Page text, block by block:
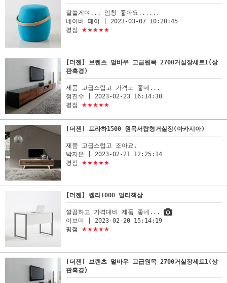
잘쓸게여... 엄청 좋아요......
네이버 페이
| 2023-03-07 10:20:45
평점 ★★★★★
[더젠] 브렌츠 멀바우 고급원목 2700거실장세트1(상
판흑경)
제품 고급스럽고 가격도 좋네...
정진수
| 2023-02-23 16:14:30
평점 ★★★★★
[더젠] 프라하1500 원목서랍형거실장(아카시아)
제품 고급스럽고 조아요.
박지은
| 2023-02-21 12:25:14
평점 ★★★★★
[더젠] 켈리1000 멀티책상
깔끔하고 가격대비 제품 좋네...
이보미
| 2023-02-20 15:14:19
평점 ★★★★★
[더젠] 브렌츠 멀바우 고급원목 2700거실장세트1(상
판흑경)